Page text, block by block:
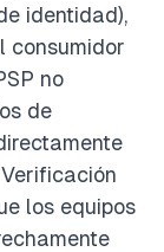
identidad),
consumidor
no
de
los equipos